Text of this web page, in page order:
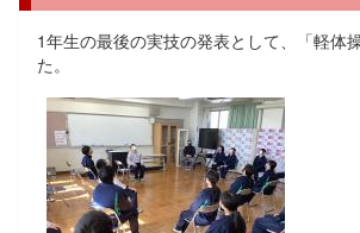
1年生の最後の実技の発表として、「軽体
た。